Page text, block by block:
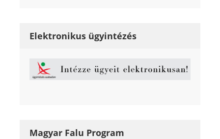
Elektronikus ügyintézés
Magyar Falu Program